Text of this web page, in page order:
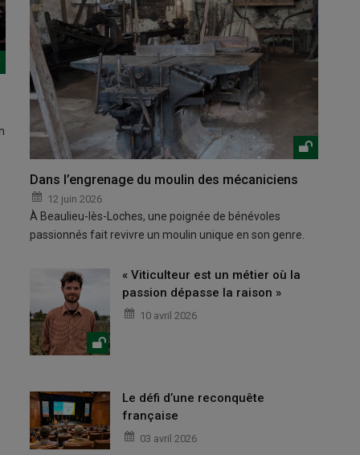
Dans l’engrenage du moulin des mécaniciens
12 juin 2026
À Beaulieu-lès-Loches, une poignée de bénévoles
passionnés fait revivre un moulin unique en son genre.
« Viticulteur est un métier où la
passion dépasse la raison »
10 avril 2026
Le défi d’une reconquête
française
03 avril 2026